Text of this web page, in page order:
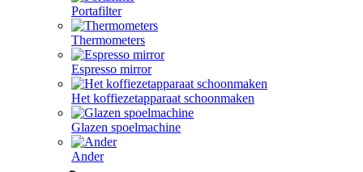
Portafilter
Thermometers
Espresso mirror
Het koffiezetapparaat schoonmaken
Glazen spoelmachine
Ander